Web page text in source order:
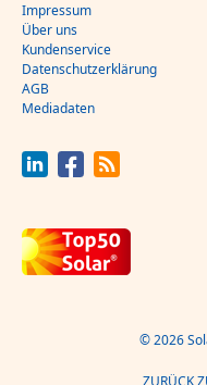
Impressum
Über uns
Kundenservice
Datenschutzerklärung
AGB
Mediadaten
© 2026